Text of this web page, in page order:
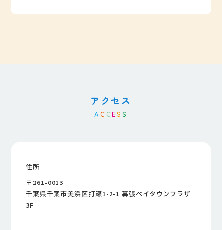
アクセス
A C C ES S
住所
〒261-0013
千葉県千葉市美浜区打瀬1-2-1 幕張ベイタウンプラザ
3F